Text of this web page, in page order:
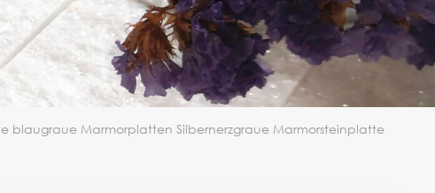
blaugraue Marmorplatten Silbernerzgraue Marmorsteinplatte